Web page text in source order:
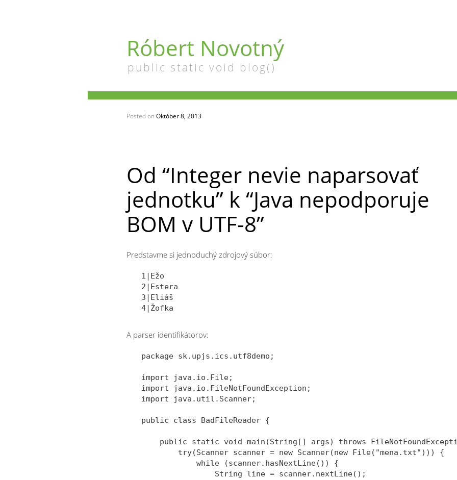
Róbert Novotný
public static void blog()
Od “Integer nevie naparsovať
jednotku” k “Java nepodporuje
BOM v UTF-8”
Posted on Október 8, 2013
Predstavme si jednoduchý zdrojový súbor:
1|Ežo
2|Estera
3|Eliáš
A parser identifikátorov:
package sk.upjs.ics.utf8demo;
import java.io.File;
import java.io.FileNotFoundException;
import java.util.Scanner;
public class BadFileReader {
public static void main(String[] args) throws
        try(Scanner scanner = new Scanner(new File("mena.txt"))) {
            while (scanner.hasNextLine()) {
                String line = scanner.nextLine();